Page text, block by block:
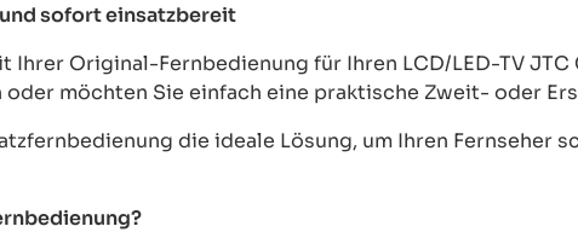
sofort einsatzbereit
Original-Fernbedienung für Ihren LCD/LED-TV JTC
möchten Sie einfach eine praktische Zweit- oder
die ideale Lösung, um Ihren Fernseher